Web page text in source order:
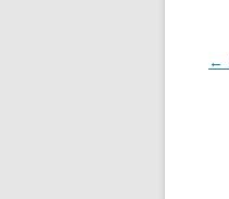
投
←